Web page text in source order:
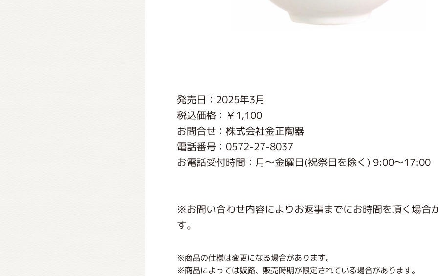
発売日：2025年3月
税込価格：￥1,100
お問合せ：株式会社金正陶器
電話番号：0572-27-8037
お電話受付時間：月〜金曜日(祝祭日を除く) 9:00～17:00
※お問い合わせ内容によりお返事までにお時間を頂く場合
す。
※商品の仕様は変更になる場合があります。
※商品によっては販路、販売時期が限定されている場合があります。
おたのしみコンテンツ(クイズ・AR・診断・占
くまのがっこう しょくいんしつ
くまのがっこう 家庭科部